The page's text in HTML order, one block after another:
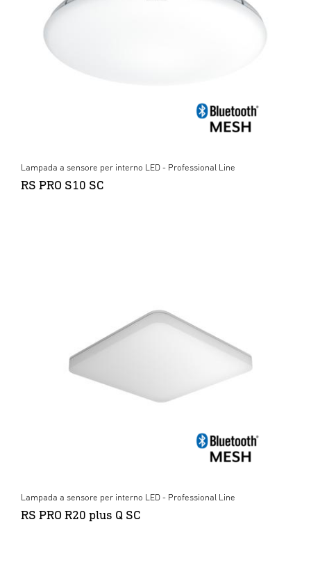
Lampada a sensore per interno LED - Professional Line
RS PRO S10 SC
Lampada a sensore per interno LED - Professional Line
RS PRO R20 plus Q SC